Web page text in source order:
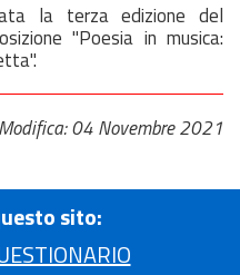
la terza edizione del
"Poesia in musica:
04 Novembre 2021
sito: